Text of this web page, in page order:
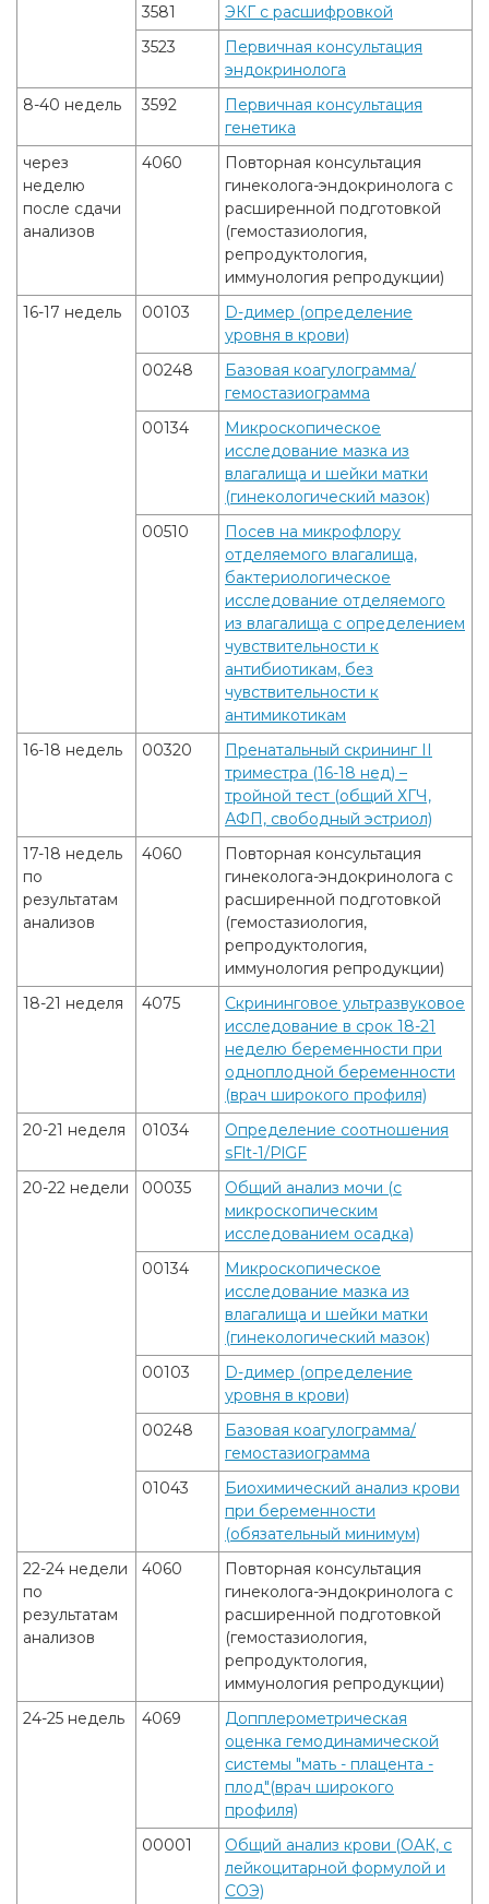
3581
ЭКГ с расшифровкой
3523
Первичная консультация
эндокринолога
8-40 недель
3592
Первичная консультация
генетика
через
неделю
после сдачи
анализов
4060
Повторная консультация
гинеколога-эндокринолога с
расширенной подготовкой
(гемостазиология,
репродуктология,
иммунология репродукции)
16-17 недель
00103
D-димер (определение
уровня в крови)
00248
Базовая коагулограмма/
гемостазиограмма
00134
Микроскопическое
исследование мазка из
влагалища и шейки матки
(гинекологический мазок)
00510
Посев на микрофлору
отделяемого влагалища,
бактериологическое
исследование отделяемого
из влагалища с определением
чувствительности к
антибиотикам, без
чувствительности к
антимикотикам
16-18 недель
00320
Пренатальный скрининг II
триместра (16-18 нед) –
тройной тест (общий ХГЧ,
АФП, свободный эстриол)
17-18 недель
по
результатам
анализов
4060
Повторная консультация
гинеколога-эндокринолога с
расширенной подготовкой
(гемостазиология,
репродуктология,
иммунология репродукции)
18-21 неделя
4075
Скрининговое ультразвуковое
исследование в срок 18-21
неделю беременности при
одноплодной беременности
(врач широкого профиля)
20-21 неделя
01034
Определение соотношения
sFlt-1/PlGF
20-22 недели
00035
Общий анализ мочи (с
микроскопическим
исследованием осадка)
00134
Микроскопическое
исследование мазка из
влагалища и шейки матки
(гинекологический мазок)
00103
D-димер (определение
уровня в крови)
00248
Базовая коагулограмма/
гемостазиограмма
01043
Биохимический анализ крови
при беременности
(обязательный минимум)
22-24 недели
по
результатам
анализов
4060
Повторная консультация
гинеколога-эндокринолога с
расширенной подготовкой
(гемостазиология,
репродуктология,
иммунология репродукции)
24-25 недель
4069
Допплерометрическая
оценка гемодинамической
системы "мать - плацента -
плод"(врач широкого
профиля)
00001
Общий анализ крови (ОАК, с
лейкоцитарной формулой и
СОЭ)